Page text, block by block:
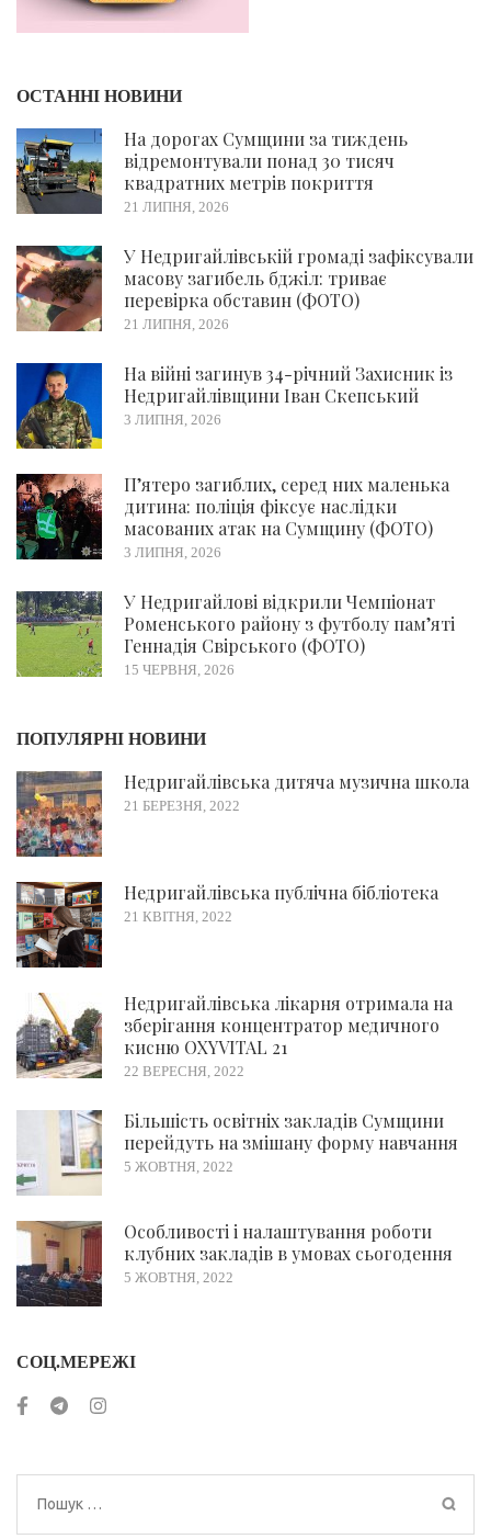
ОСТАННІ НОВИНИ
На дорогах Сумщини за тиждень
відремонтували понад 30 тисяч
квадратних метрів покриття
21 ЛИПНЯ, 2026
У Недригайлівській громаді зафіксували
масову загибель бджіл: триває
перевірка обставин (ФОТО)
21 ЛИПНЯ, 2026
На війні загинув 34-річний Захисник із
Недригайлівщини Іван Скепський
3 ЛИПНЯ, 2026
П’ятеро загиблих, серед них маленька
дитина: поліція фіксує наслідки
масованих атак на Сумщину (ФОТО)
3 ЛИПНЯ, 2026
У Недригайлові відкрили Чемпіонат
Роменського району з футболу пам’яті
Геннадія Свірського (ФОТО)
15 ЧЕРВНЯ, 2026
ПОПУЛЯРНІ НОВИНИ
Недригайлівська дитяча музична школа
21 БЕРЕЗНЯ, 2022
Недригайлівська публічна бібліотека
21 КВІТНЯ, 2022
Недригайлівська лікарня отримала на
зберігання концентратор медичного
кисню OXYVITAL 21
22 ВЕРЕСНЯ, 2022
Більшість освітніх закладів Сумщини
перейдуть на змішану форму навчання
5 ЖОВТНЯ, 2022
Особливості і налаштування роботи
клубних закладів в умовах сьогодення
5 ЖОВТНЯ, 2022
СОЦ.МЕРЕЖІ
Пошук: